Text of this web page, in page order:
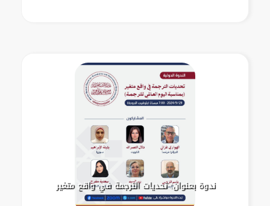
ندوة بعنوان: تحديات الترجمة في واقع متغير